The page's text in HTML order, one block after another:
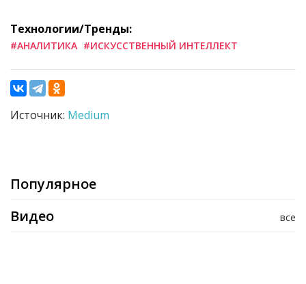
Технологии/Тренды:
#АНАЛИТИКА #ИСКУССТВЕННЫЙ ИНТЕЛЛЕКТ
Источник: Medium
Популярное
все
Видео